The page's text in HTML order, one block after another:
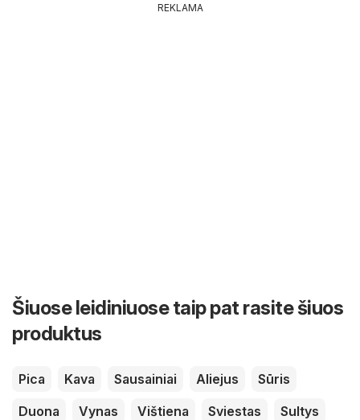
REKLAMA
Šiuose leidiniuose taip pat rasite šiuos
produktus
Pica Kava Sausainiai Aliejus
Sūris
Duona
Vynas Vištiena Sviestas
Sultys